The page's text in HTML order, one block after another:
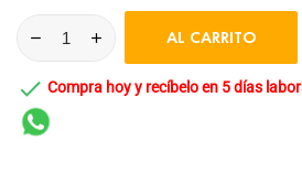
AL CARRITO
 Compra hoy y recíbelo en 5 días